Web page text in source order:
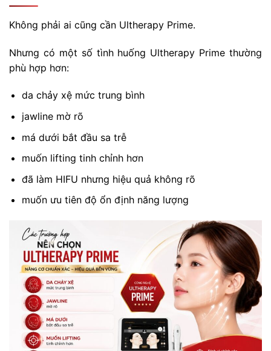
Không phải ai cũng cần Ultherapy Prime.
Nhưng có một số tình huống Ultherapy Prime thường
phù hợp hơn:
da chảy xệ mức trung bình
jawline mờ rõ
má dưới bắt đầu sa trễ
muốn lifting tinh chỉnh hơn
đã làm HIFU nhưng hiệu quả không rõ
muốn ưu tiên độ ổn định năng lượng